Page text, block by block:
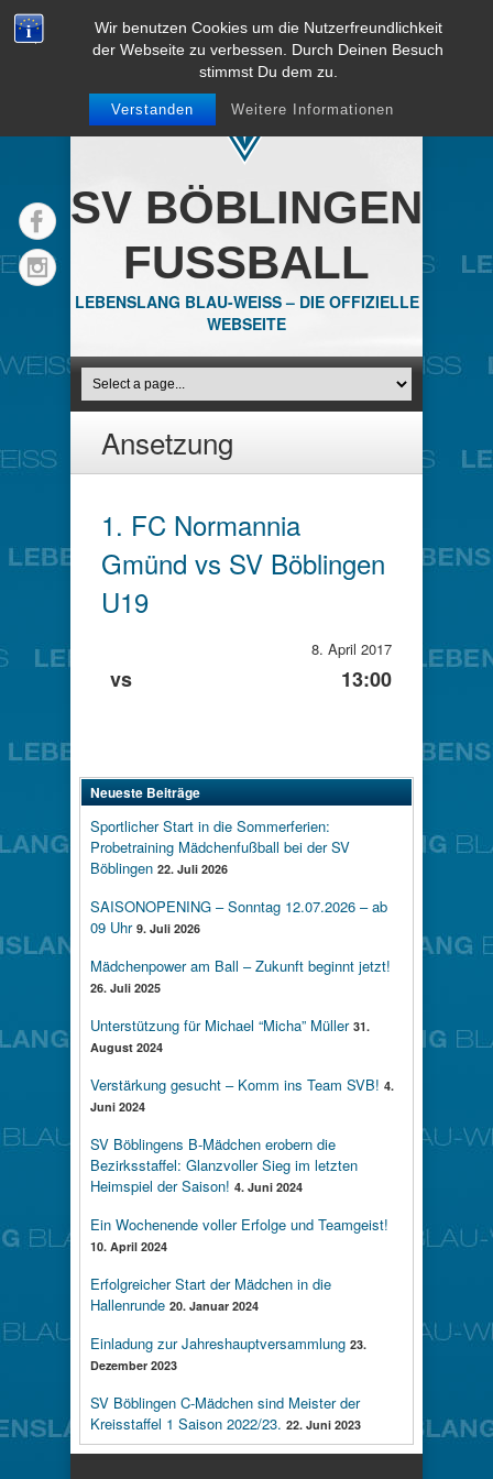
Wir benutzen Cookies um die Nutzerfreundlichkeit
der Webseite zu verbessen. Durch Deinen Besuch
stimmst Du dem zu.
Verstanden Weitere Informationen
SV BÖBLINGEN
FUSSBALL
LEBENSLANG BLAU-WEISS – DIE OFFIZIELLE
WEBSEITE
Ansetzung
1. FC Normannia
Gmünd vs SV Böblingen
U19
vs
8. April 2017
13:00
Neueste Beiträge
Sportlicher Start in die Sommerferien:
Probetraining Mädchenfußball bei der SV
Böblingen 22. Juli 2026
SAISONOPENING – Sonntag 12.07.2026 – ab
09 Uhr 9. Juli 2026
Mädchenpower am Ball – Zukunft beginnt jetzt!
26. Juli 2025
Unterstützung für Michael “Micha” Müller 31.
August 2024
Verstärkung gesucht – Komm ins Team SVB! 4.
Juni 2024
SV Böblingens B-Mädchen erobern die
Bezirksstaffel: Glanzvoller Sieg im letzten
Heimspiel der Saison! 4. Juni 2024
Ein Wochenende voller Erfolge und Teamgeist!
10. April 2024
Erfolgreicher Start der Mädchen in die
Hallenrunde 20. Januar 2024
Einladung zur Jahreshauptversammlung 23.
Dezember 2023
SV Böblingen C-Mädchen sind Meister der
Kreisstaffel 1 Saison 2022/23. 22. Juni 2023